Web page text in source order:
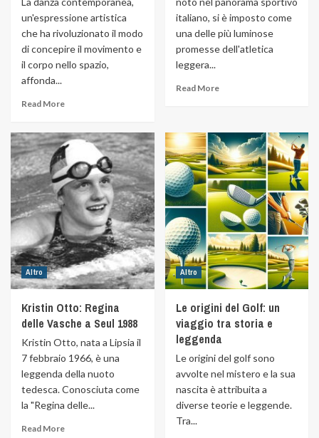
un'espressione artistica
che ha rivoluzionato il modo
di concepire il movimento e
il corpo nello spazio,
affonda...
Read More
italiano, si è imposto come
una delle più luminose
promesse dell'atletica
leggera...
Read More
Altro
Kristin Otto: Regina
delle Vasche a Seul 1988
Kristin Otto, nata a Lipsia il
7 febbraio 1966, è una
leggenda della nuoto
tedesca. Conosciuta come
la "Regina delle...
Read More
Altro
Le origini del Golf: un
viaggio tra storia e
leggenda
Le origini del golf sono
avvolte nel mistero e la sua
nascita è attribuita a
diverse teorie e leggende.
Tra...